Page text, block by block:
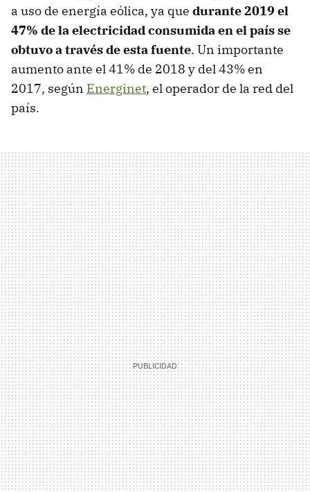
a uso de energía eólica, ya que durante 2019 el
47% de la electricidad consumida en el país se
obtuvo a través de esta fuente. Un importante
aumento ante el 41% de 2018 y del 43% en
2017, según Energinet, el operador de la red del
país.